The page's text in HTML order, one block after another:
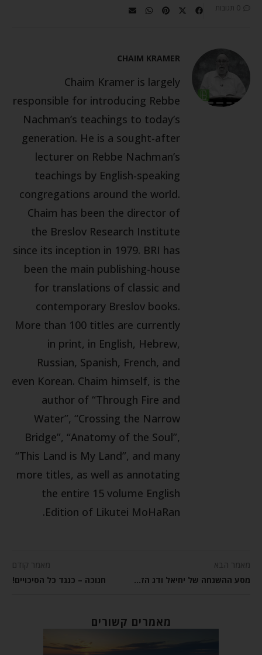
0 תגובות
CHAIM KRAMER
Chaim Kramer is largely
responsible for introducing Rebbe
Nachman’s teachings to today’s
generation. He is a sought-after
lecturer on Rebbe Nachman’s
teachings by English-speaking
congregations around the world.
Chaim has been the director of
the Breslov Research Institute
since its inception in 1979. BRI has
been the main publishing-house
for translations of classic and
contemporary Breslov books.
More than 100 titles are currently
in print, in English, Hebrew,
Russian, Spanish, French, and
even Korean. Chaim himself, is the
author of “Through Fire and
Water”, “Crossing the Narrow
Bridge”, “Anatomy of the Soul”,
“This Land is My Land”, and many
more titles, as well as annotating
the entire 15 volume English
Edition of Likutei MoHaRan.
מאמר הבא
מסע ההשגחה של יחיאל ודג הזהב – סיפור אמיתי
מאמר קודם
חנוכה – כנגד כל הסיכויים!
מאמרים קשורים